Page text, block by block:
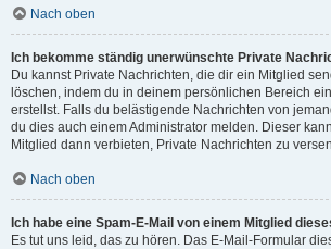
Nach oben
Ich bekomme ständig unerwünschte Private
Du kannst Private Nachrichten, die dir ein Mitglied
löschen, indem du in deinem persönlichen Bereich
erstellst. Falls du belästigende Nachrichten von
du dies auch einem Administrator melden. Dieser
Mitglied dann verbieten, Private Nachrichten zu
Nach oben
Ich habe eine Spam-E-Mail von einem Mitglied
Es tut uns leid, das zu hören. Das E-Mail-Formular